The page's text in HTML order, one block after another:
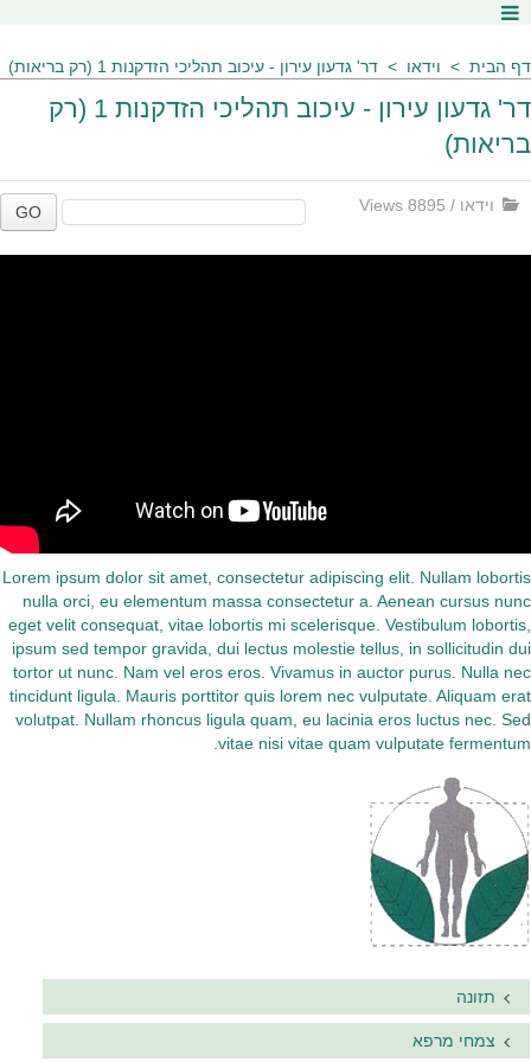
דף הבית וידאו דר' גדעון עירון - עיכוב תהליכי הזדקנות 1 (רק בריאות)
דר' גדעון עירון - עיכוב תהליכי הזדקנות 1 (רק
בריאות)
וידאו /
8895 Views
GO
Lorem ipsum dolor sit amet, consectetur adipiscing elit. Nullam lobortis
nulla orci, eu elementum massa consectetur a. Aenean cursus nunc
eget velit consequat, vitae lobortis mi scelerisque. Vestibulum lobortis,
ipsum sed tempor gravida, dui lectus molestie tellus, in sollicitudin dui
tortor ut nunc. Nam vel eros eros. Vivamus in auctor purus. Nulla nec
tincidunt ligula. Mauris porttitor quis lorem nec vulputate. Aliquam erat
volutpat. Nullam rhoncus ligula quam, eu lacinia eros luctus nec. Sed
vitae nisi vitae quam vulputate fermentum.
תזונה
צמחי מרפא